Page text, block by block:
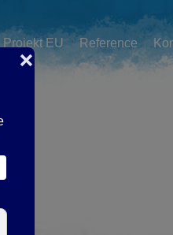
Projekt EU Reference